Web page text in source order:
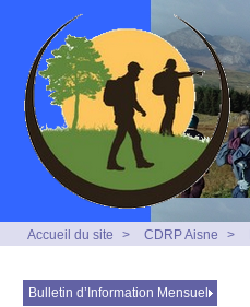
Accueil du site > CDRP Aisne >
Bulletin d’Information Mensuel